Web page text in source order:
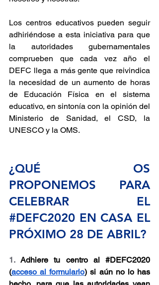
Los centros educativos pueden seguir
adhiriéndose a esta iniciativa para que
la autoridades gubernamentales
comprueben que cada vez año el
DEFC llega a más gente que reivindica
la necesidad de un aumento de horas
de Educación Física en el sistema
educativo, en sintonía con la opinión del
Ministerio de Sanidad, el CSD, la
UNESCO y la OMS.
¿QUÉ OS
PROPONEMOS PARA
CELEBRAR EL
#DEFC2020 EN CASA EL
PRÓXIMO 28 DE ABRIL?
1. Adhiere tu centro al #DEFC2020
(acceso al formulario) si aún no lo has